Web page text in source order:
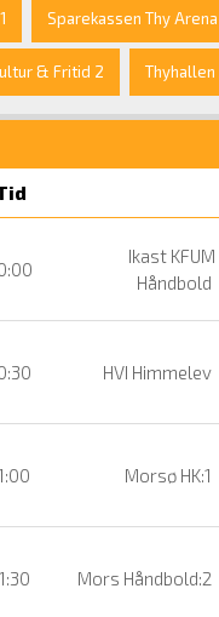
Sparekassen Thy
& Fritid 2 Thyhallen
Ikast KFUM
Håndbold
HVI Himmelev
Morsø HK:1
Mors Håndbold:2